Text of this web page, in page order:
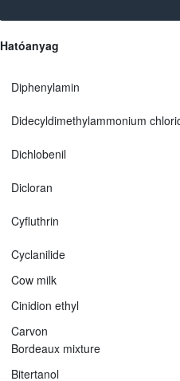
Hatóanyag
Diphenylamin
Didecyldimethylammonium
Dichlobenil
Dicloran
Cyfluthrin
Cyclanilide
Cow milk
Cinidion ethyl
Carvon
Bordeaux mixture
Bitertanol